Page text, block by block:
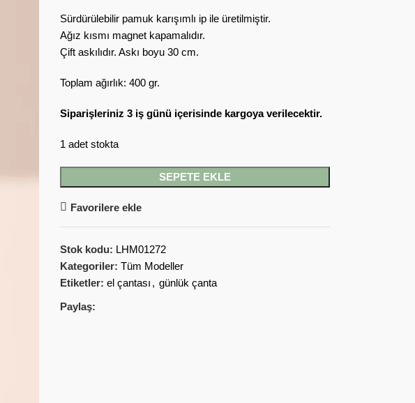
Sürdürülebilir pamuk karışımlı ip ile üretilmiştir.
Ağız kısmı magnet kapamalıdır.
Çift askılıdır. Askı boyu 30 cm.
Toplam ağırlık: 400 gr.
Siparişleriniz 3 iş günü içerisinde kargoya verilecektir.
1 adet stokta
SEPETE EKLE
Favorilere ekle
Stok kodu: LHM01272
Kategoriler: Tüm Modeller
Etiketler: el çantası , günlük çanta
Paylaş: